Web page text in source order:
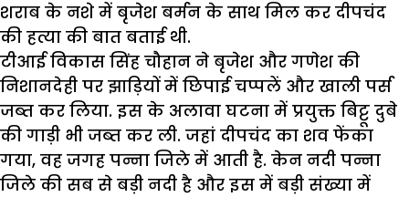
शराब के नशे में बृजेश बर्मन के साथ मिल कर दीपचंद
की हत्या की बात बताई थी.
टीआई विकास सिंह चौहान ने बृजेश और गणेश की
निशानदेही पर झाड़ियों में छिपाई चप्पलें और खाली पर्स
जब्त कर लिया. इस के अलावा घटना में प्रयुक्त बिट्टू दुबे
की गाड़ी भी जब्त कर ली. जहां दीपचंद का शव फेंका
गया, वह जगह पन्ना जिले में आती है. केन नदी पन्ना
जिले की सब से बड़ी नदी है और इस में बड़ी संख्या में